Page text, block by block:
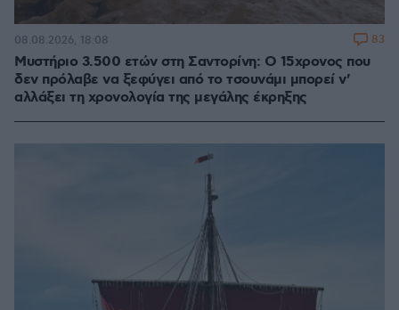
Μυστήριο 3.500 ετών στη Σαντορίνη: Ο 15χρονος που
δεν πρόλαβε να ξεφύγει από το τσουνάμι μπορεί ν'
αλλάξει τη χρονολογία της μεγάλης έκρηξης
08.08.2026, 18:08 83